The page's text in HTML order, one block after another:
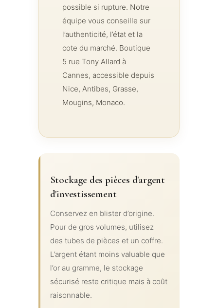
possible si rupture. Notre
équipe vous conseille sur
l’authenticité, l’état et la
cote du marché. Boutique
5 rue Tony Allard à
Cannes, accessible depuis
Nice, Antibes, Grasse,
Mougins, Monaco.
Stockage des pièces d'argent
d'investissement
Conservez en blister d’origine.
Pour de gros volumes, utilisez
des tubes de pièces et un coffre.
L’argent étant moins valuable que
l’or au gramme, le stockage
sécurisé reste critique mais à coût
raisonnable.